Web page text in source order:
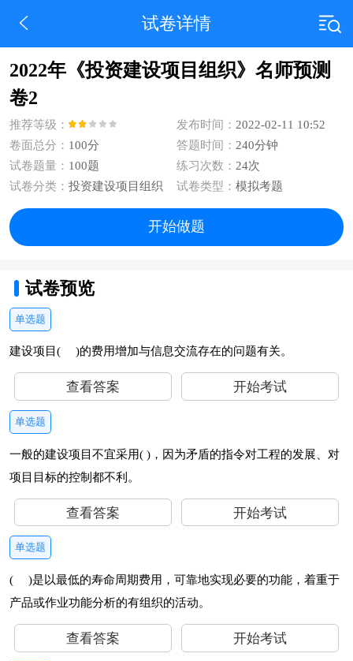
试卷详情
2022年《投资建设项目组织》名师预测
卷2
推荐等级： 发布时间： 2022-02-11 10:52
卷面总分： 100分 答题时间： 240分钟
试卷题量： 100题 练习次数： 24次
试卷分类： 投资建设项目组织 试卷类型： 模拟考题
开始做题
试卷预览
单选题
建设项目( )的费用增加与信息交流存在的问题有关。
查看答案 开始考试
单选题
一般的建设项目不宜采用( )，因为矛盾的指令对工程的发展、对
项目目标的控制都不利。
查看答案 开始考试
单选题
( )是以最低的寿命周期费用，可靠地实现必要的功能，着重于
产品或作业功能分析的有组织的活动。
查看答案 开始考试